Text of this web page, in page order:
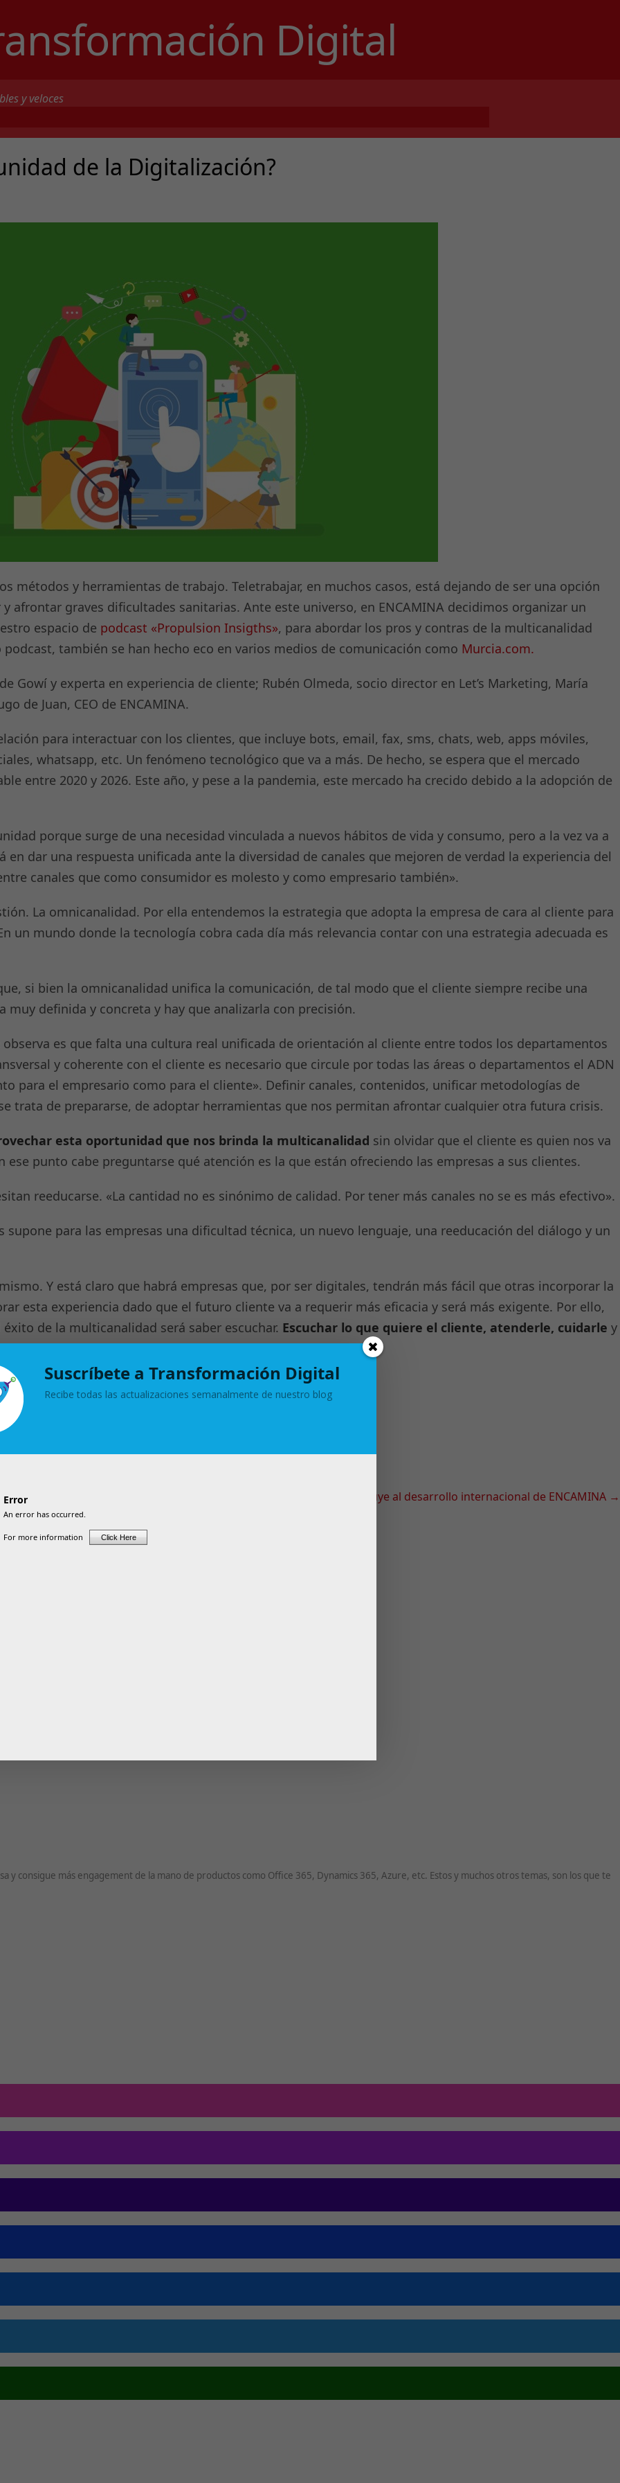
Digital
y veloces
de la Digitalización?
métodos y herramientas de trabajo. Teletrabajar, en muchos casos, está dejando de ser una opción
afrontar graves dificultades sanitarias. Ante este universo, en ENCAMINA decidimos organizar un
espacio de podcast «Propulsion Insigths», para abordar los pros y contras de la multicanalidad
también se han hecho eco en varios medios de comunicación como Murcia.com.
Gowí y experta en experiencia de cliente; Rubén Olmeda, socio director en Let’s Marketing, María
de Juan, CEO de ENCAMINA.
para interactuar con los clientes, que incluye bots, email, fax, sms, chats, web, apps móviles,
whatsapp, etc. Un fenómeno tecnológico que va a más. De hecho, se espera que el mercado
entre 2020 y 2026. Este año, y pese a la pandemia, este mercado ha crecido debido a la adopción de
porque surge de una necesidad vinculada a nuevos hábitos de vida y consumo, pero a la vez va a
en dar una respuesta unificada ante la diversidad de canales que mejoren de verdad la experiencia del
canales que como consumidor es molesto y como empresario también».
La omnicanalidad. Por ella entendemos la estrategia que adopta la empresa de cara al cliente para
un mundo donde la tecnología cobra cada día más relevancia contar con una estrategia adecuada es
si bien la omnicanalidad unifica la comunicación, de tal modo que el cliente siempre recibe una
definida y concreta y hay que analizarla con precisión.
es que falta una cultura real unificada de orientación al cliente entre todos los departamentos
y coherente con el cliente es necesario que circule por todas las áreas o departamentos el ADN
para el empresario como para el cliente». Definir canales, contenidos, unificar metodologías de
trata de prepararse, de adoptar herramientas que nos permitan afrontar cualquier otra futura crisis.
esta oportunidad que nos brinda la multicanalidad sin olvidar que el cliente es quien nos va
punto cabe preguntarse qué atención es la que están ofreciendo las empresas a sus clientes.
reeducarse. «La cantidad no es sinónimo de calidad. Por tener más canales no se es más efectivo».
para las empresas una dificultad técnica, un nuevo lenguaje, una reeducación del diálogo y un
Y está claro que habrá empresas que, por ser digitales, tendrán más fácil que otras incorporar la
esta experiencia dado que el futuro cliente va a requerir más eficacia y será más exigente. Por ello,
de la multicanalidad será saber escuchar. Escuchar lo que quiere el cliente, atenderle, cuidarle y
de ENCAMINA 🙂
El Programa ICEX Next contribuye al desarrollo internacional de ENCAMINA →
y consigue más engagement de la mano de productos como Office 365, Dynamics 365, Azure, etc. Estos y muchos otros temas, son los que te
Suscríbete a Transformación Digital
Recibe todas las actualizaciones semanalmente de nuestro blog